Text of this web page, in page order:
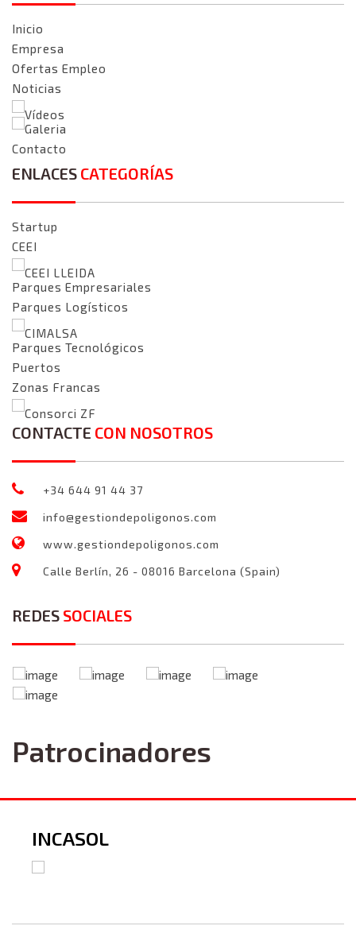
Inicio
Empresa
Ofertas Empleo
Noticias
Vídeos
Galeria
Contacto
ENLACES CATEGORÍAS
Startup
CEEI
CEEI LLEIDA
Parques Empresariales
Parques Logísticos
CIMALSA
Parques Tecnológicos
Puertos
Zonas Francas
Consorci ZF
CONTACTE CON NOSOTROS
+34 644 91 44 37
info@gestiondepoligonos.com
www.gestiondepoligonos.com
Calle Berlín, 26 - 08016 Barcelona (Spain)
REDES SOCIALES
Patrocinadores
INCASOL